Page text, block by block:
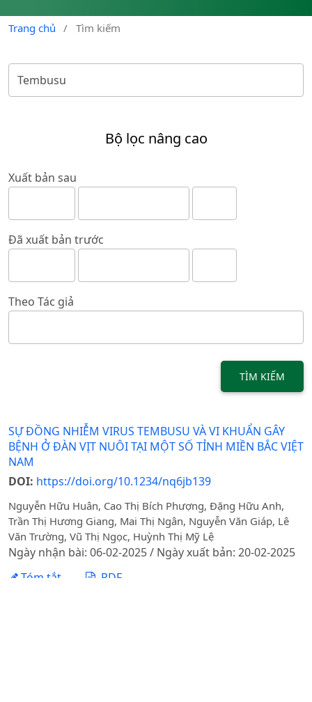
Trang chủ / Tìm kiếm
Bộ lọc nâng cao
Xuất bản sau
Đã xuất bản trước
Theo Tác giả
TÌM KIẾM
SỰ ĐỒNG NHIỄM VIRUS TEMBUSU VÀ VI KHUẨN GÂY
BỆNH Ở ĐÀN VỊT NUÔI TẠI MỘT SỐ TỈNH MIỀN BẮC VIỆT
NAM
DOI: https://doi.org/10.1234/nq6jb139
Nguyễn Hữu Huân, Cao Thị Bích Phượng, Đặng Hữu Anh,
Trần Thị Hương Giang, Mai Thị Ngân, Nguyễn Văn Giáp, Lê
Văn Trường, Vũ Thị Ngọc, Huỳnh Thị Mỹ Lệ
Ngày nhận bài: 06-02-2025 / Ngày xuất bản: 20-02-2025
Tóm tắt
PDF